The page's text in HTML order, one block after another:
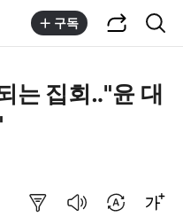
구독
는 집회‥"윤 대